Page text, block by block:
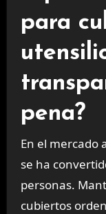
para
pena?
En el mercado
se ha
personas.
cubiertos